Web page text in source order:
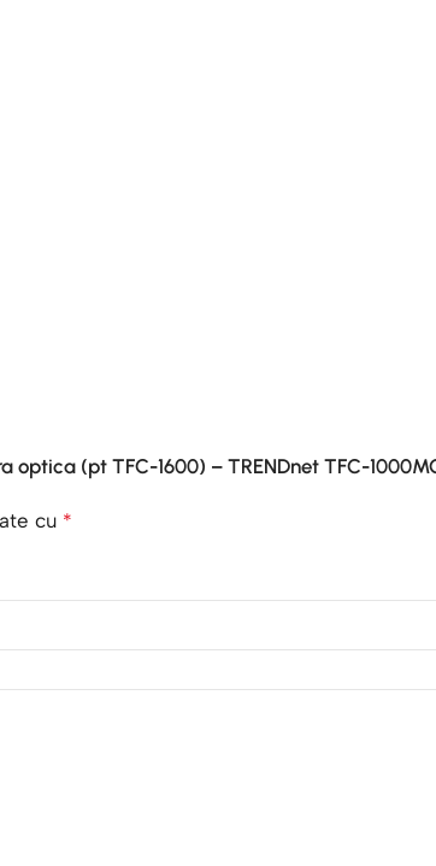
(pt TFC-1600) – TRENDnet TFC-
cu *